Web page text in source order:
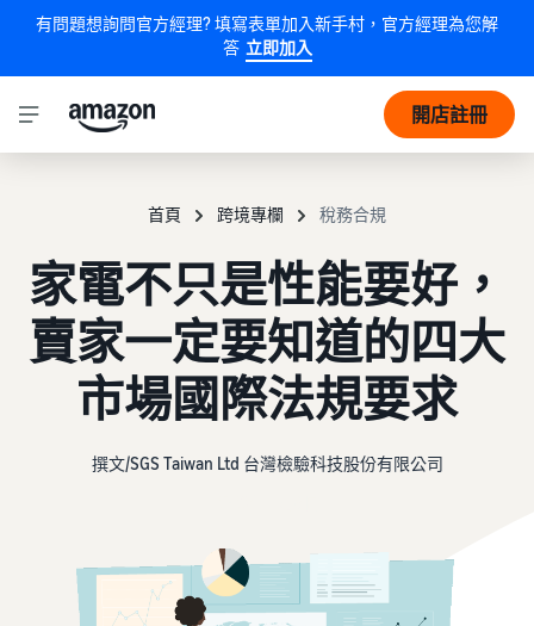
有問題想詢問官方經理? 填寫表單加入新手村，官方經理為您解
答 立即加入
開店註冊
首頁 跨境專欄 稅務合規
家電不只是性能要好，
賣家一定要知道的四大
市場國際法規要求
撰文/SGS Taiwan Ltd 台灣檢驗科技股份有限公司